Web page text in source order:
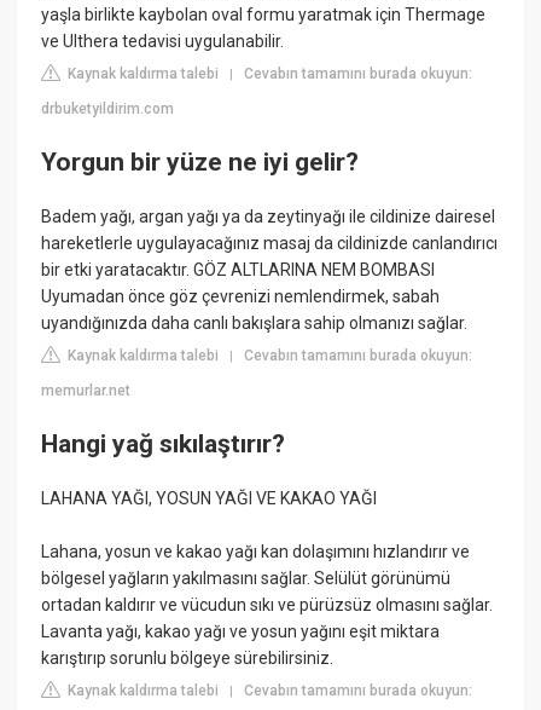
yaşla birlikte kaybolan oval formu yaratmak için Thermage
ve Ulthera tedavisi uygulanabilir.
Kaynak kaldırma talebi |Cevabın tamamını burada okuyun:
drbuketyildirim.com
Yorgun bir yüze ne iyi gelir?
Badem yağı, argan yağı ya da zeytinyağı ile cildinize dairesel
hareketlerle uygulayacağınız masaj da cildinizde canlandırıcı
bir etki yaratacaktır. GÖZ ALTLARINA NEM BOMBASI
Uyumadan önce göz çevrenizi nemlendirmek, sabah
uyandığınızda daha canlı bakışlara sahip olmanızı sağlar.
Kaynak kaldırma talebi |Cevabın tamamını burada okuyun:
memurlar.net
Hangi yağ sıkılaştırır?
LAHANA YAĞI, YOSUN YAĞI VE KAKAO YAĞI
Lahana, yosun ve kakao yağı kan dolaşımını hızlandırır ve
bölgesel yağların yakılmasını sağlar. Selülüt görünümü
ortadan kaldırır ve vücudun sıkı ve pürüzsüz olmasını sağlar.
Lavanta yağı, kakao yağı ve yosun yağını eşit miktara
karıştırıp sorunlu bölgeye sürebilirsiniz.
Kaynak kaldırma talebi |Cevabın tamamını burada okuyun: